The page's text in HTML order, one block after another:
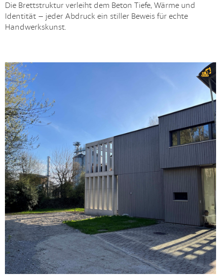
Die Brettstruktur verleiht dem Beton Tiefe, Wärme und
Identität – jeder Abdruck ein stiller Beweis für echte
Handwerkskunst.